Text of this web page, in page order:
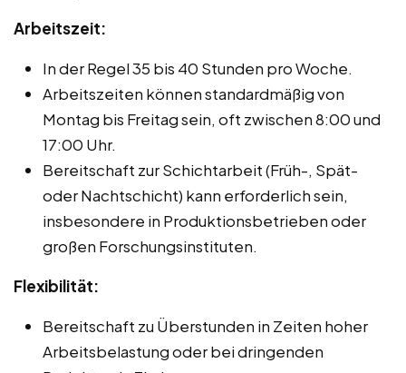
Arbeitszeit:
In der Regel 35 bis 40 Stunden pro Woche.
Arbeitszeiten können standardmäßig von
Montag bis Freitag sein, oft zwischen 8:00 und
17:00 Uhr.
Bereitschaft zur Schichtarbeit (Früh-, Spät-
oder Nachtschicht) kann erforderlich sein,
insbesondere in Produktionsbetrieben oder
großen Forschungsinstituten.
Flexibilität:
Bereitschaft zu Überstunden in Zeiten hoher
Arbeitsbelastung oder bei dringenden